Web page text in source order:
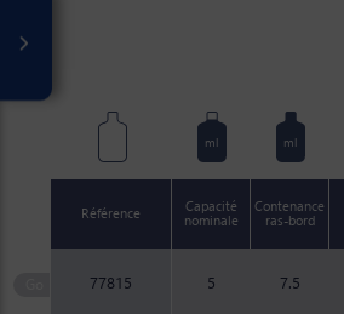
ml ml
Référence
Capacité
nominale
Contenance
ras-bord
77815 5 7.5